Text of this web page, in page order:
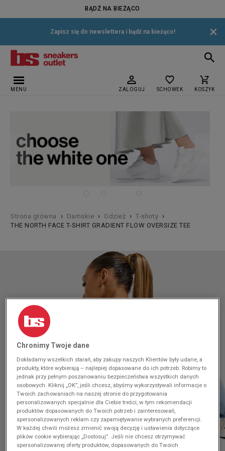
BĄDŹ NA BIEŻĄCO
Zapisz się do newslettera i bądź na bieżąco! ×
MENU ZALOGUJ SCHOWEK KOSZYK
Strona główna › Damskie › Odzież › T-shirty ›
THE NORTH FACE T-SHIRT GRADIENT FLOW OVERSIZE TEE
Chronimy Twoje dane
Dokładamy wszelkich starań, aby zakupy naszych Klientów były udane, a
produkty, które wybierają – najlepiej dopasowane do ich potrzeb. Robimy to
jednak przy pełnym poszanowaniu bezpieczeństwa wszystkich danych
osobowych. Kliknij „OK”, jeśli chcesz, abyśmy wykorzystywali informacje o
Twoich zachowaniach na naszej stronie do przygotowania
personalizowanych specjalnie dla Ciebie treści, w tym rekomendacji
produktów dopasowanych do Twoich potrzeb i zainteresowań,
spersonalizowanych reklam czy zapamiętywanie wybranych preferencji.
W każdej chwili możesz zmienić swoją decyzję i ustawienia dotyczące
plików cookie wybierając „Dostosuj”. Jeśli nie chcesz otrzymywać
spersonalizowanej oferty produktów, dopasowanych do Twoich